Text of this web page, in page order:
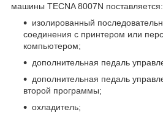
машины TECNA 8007N поставляется:
изолированный
соединения с принтером или
компьютером;
дополнительная педаль
дополнительная педаль
второй программы;
охладитель;